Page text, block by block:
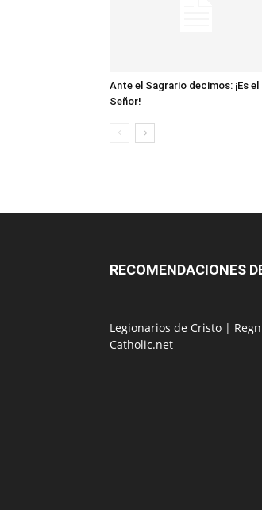
Ante el Sagrario decimos: ¡Es el
Señor!
RECOMENDACIONES
Legionarios de Cristo |
Catholic.net